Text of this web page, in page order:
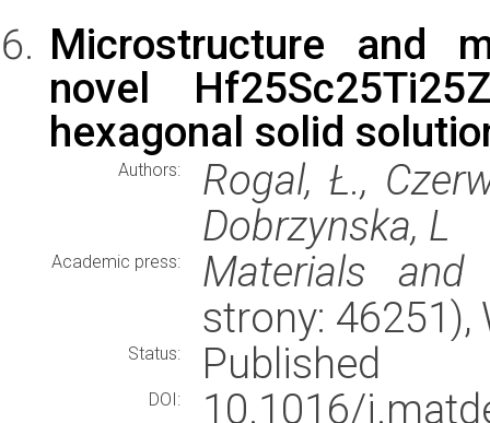
Microstructure and
novel
hexagonal solid
Authors:
Rogal, Ł.,
Dobrzynska, L
Academic press:
Materials and
strony:
Status: Published
DOI: 10.1016/